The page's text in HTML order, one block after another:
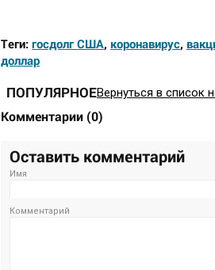
Теги: госдолг США, коронавирус,
доллар
ПОПУЛЯРНОЕВернуться в список
Комментарии (0)
Оставить комментарий
Имя
Комментарий